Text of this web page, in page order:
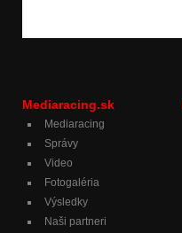
Mediaracing.sk
Mediaracing
Správy
Video
Fotogaléria
Výsledky
Naši partneri